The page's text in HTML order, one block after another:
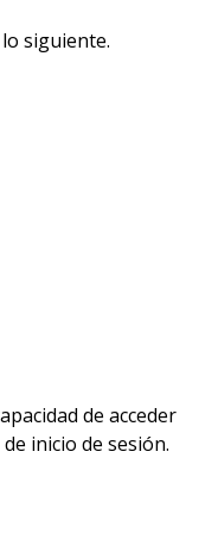
siguiente.
de acceder
inicio de sesión.